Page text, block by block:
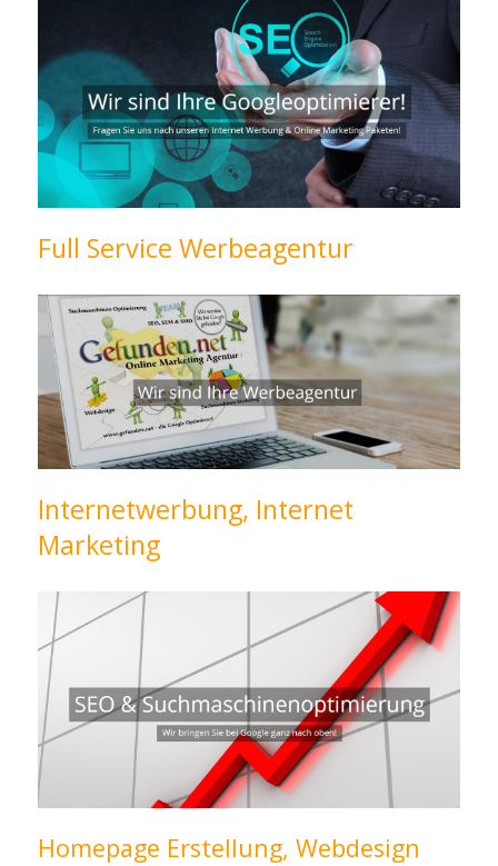
Full Service Werbeagentur
Internetwerbung, Internet
Marketing
Homepage Erstellung, Webdesign